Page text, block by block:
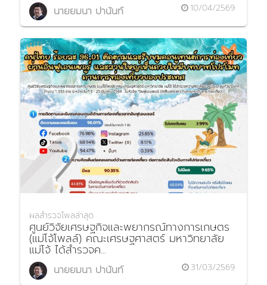
นายยมนา ปานันท์ 10/04/2569
ผลสำรวจโพลล่าสุด
ศูนย์วิจัยเศรษฐกิจและพยากรณ์ทางการเกษตร
(แม่โจ้โพลล์) คณะเศรษฐศาสตร์ มหาวิทยาลัย
แม่โจ้ ได้สำรวจค...
นายยมนา ปานันท์ 31/03/2569